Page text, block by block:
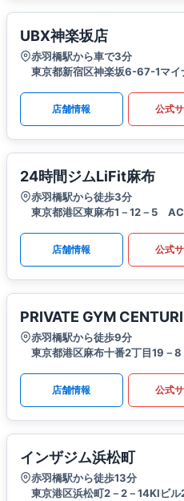
UBX神楽坂店
赤羽橋駅から車で3分
東京都新宿区神楽坂6-67-1マイ
店舗情報 公式
24時間ジムLiFit麻布
赤羽橋駅から徒歩3分
東京都港区東麻布1－12－5
店舗情報 公式
PRIVATE GYM
赤羽橋駅から徒歩9分
東京都港区麻布十番2丁目19－8
店舗情報 公式
インザジム浜松町
赤羽橋駅から徒歩13分
東京港区浜松町2－2－14KIビル